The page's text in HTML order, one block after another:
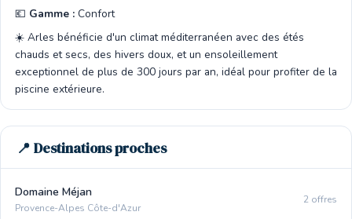
💶 Gamme : Confort
☀️ Arles bénéficie d'un climat méditerranéen avec des étés
chauds et secs, des hivers doux, et un ensoleillement
exceptionnel de plus de 300 jours par an, idéal pour profiter de la
piscine extérieure.
📍 Destinations proches
Domaine Méjan
Provence-Alpes Côte-d'Azur
2 offres